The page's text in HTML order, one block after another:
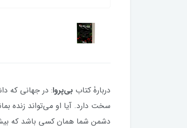
دربارۀ کتاب بی‌پروا: در جهانی که
سخت دارد. آیا او می‌تواند زنده
دشمن شما همان کسی باشد که